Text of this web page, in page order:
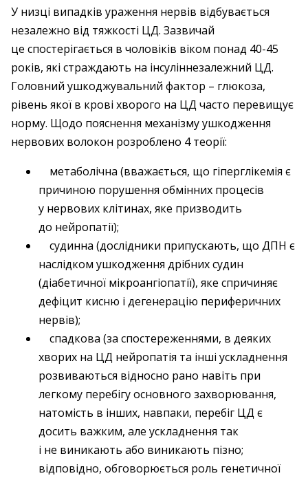
У низці випадків ураження нервів відбувається
незалежно від тяжкості ЦД. Зазвичай
це спостерігається в чоловіків віком понад 40-45
років, які страждають на інсуліннезалежний ЦД.
Головний ушкоджувальний фактор – глюкоза,
рівень якої в крові хворого на ЦД часто перевищує
норму. Щодо пояснення механізму ушкодження
нервових волокон розроблено 4 теорії:
метаболічна (вважається, що гіперглікемія є
причиною порушення обмінних процесів
у нервових клітинах, яке призводить
до нейропатії);
судинна (дослідники припускають, що ДПН є
наслідком ушкодження дрібних судин
(діабетичної мікроангіопатії), яке спричиняє
дефіцит кисню і дегенерацію периферичних
нервів);
спадкова (за спостереженнями, в деяких
хворих на ЦД нейропатія та інші ускладнення
розвиваються відносно рано навіть при
легкому перебігу основного захворювання,
натомість в інших, навпаки, перебіг ЦД є
досить важким, але ускладнення так
і не виникають або виникають пізно;
відповідно, обговорюється роль генетичної